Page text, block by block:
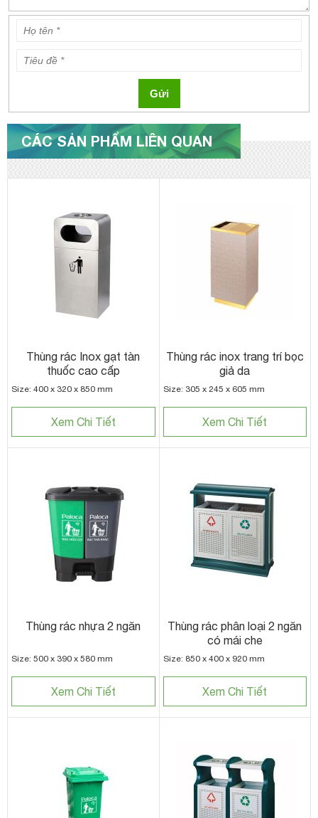
Gửi
CÁC SẢN PHẨM LIÊN QUAN
Thùng rác Inox gạt tàn
thuốc cao cấp
Size: 400 x 320 x 850 mm
Xem Chi Tiết
Thùng rác inox trang trí bọc
giả da
Size: 305 x 245 x 605 mm
Xem Chi Tiết
Thùng rác nhựa 2 ngăn
Size: 500 x 390 x 580 mm
Xem Chi Tiết
Thùng rác phân loại 2 ngăn
có mái che
Size: 850 x 400 x 920 mm
Xem Chi Tiết